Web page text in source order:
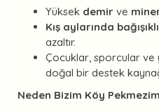
Yüksek demir ve
Kış aylarında
azaltır.
Çocuklar, sporcular ve
doğal bir destek
Neden Bizim Köy